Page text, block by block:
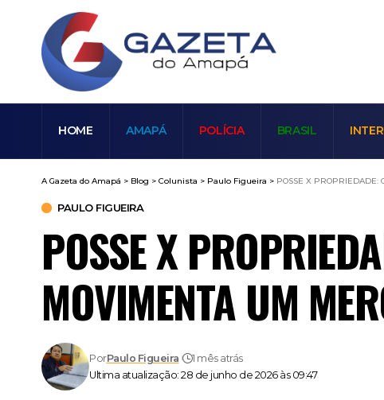
HOME AMAPÁ POLÍCIA BRASIL
A Gazeta do Amapá > Blog > Colunista > Paulo Figueira > POSSE X PROPRIEDADE:
PAULO FIGUEIRA
POSSE X
MOVIMENTA UM
Ultima atualização: 28 de junho de 2026 às 09:47
PorPaulo Figueira 1 mês atrás